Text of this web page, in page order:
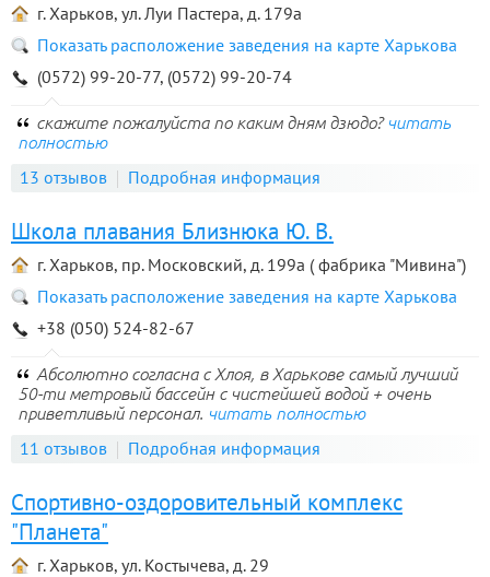
г. Харьков, ул. Луи Пастера, д. 179а
Показать расположение заведения на карте Харькова
(0572) 99-20-77, (0572) 99-20-74
скажите пожалуйста по каким дням дзюдо? читать
полностью
13 отзывов Подробная информация
Школа плавания Близнюка Ю. В.
г. Харьков, пр. Московский, д. 199а ( фабрика "Мивина")
Показать расположение заведения на карте Харькова
+38 (050) 524-82-67
Абсолютно согласна с Хлоя, в Харькове самый лучший
50-ти метровый бассейн с чистейшей водой + очень
приветливый персонал. читать полностью
11 отзывов Подробная информация
Спортивно-оздоровительный комплекс
"Планета"
г. Харьков, ул. Костычева, д. 29